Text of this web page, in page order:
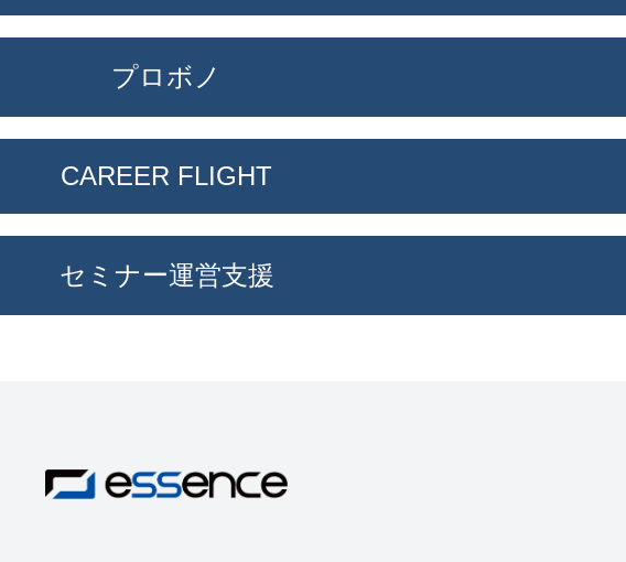
プロボノ
CAREER FLIGHT
セミナー運営⽀援